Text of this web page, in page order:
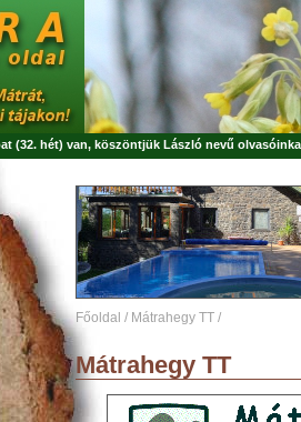
(32. hét) van, köszöntjük László nevű
Főoldal / Mátrahegy TT /
Mátrahegy TT